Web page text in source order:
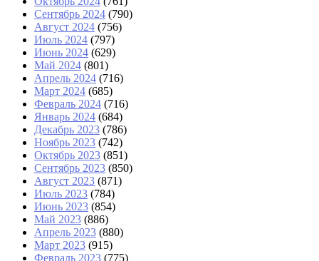
Сентябрь 2024 (790)
Август 2024 (756)
Июль 2024 (797)
Июнь 2024 (629)
Май 2024 (801)
Апрель 2024 (716)
Март 2024 (685)
Февраль 2024 (716)
Январь 2024 (684)
Декабрь 2023 (786)
Ноябрь 2023 (742)
Октябрь 2023 (851)
Сентябрь 2023 (850)
Август 2023 (871)
Июль 2023 (784)
Июнь 2023 (854)
Май 2023 (886)
Апрель 2023 (880)
Март 2023 (915)
Февраль 2023 (775)